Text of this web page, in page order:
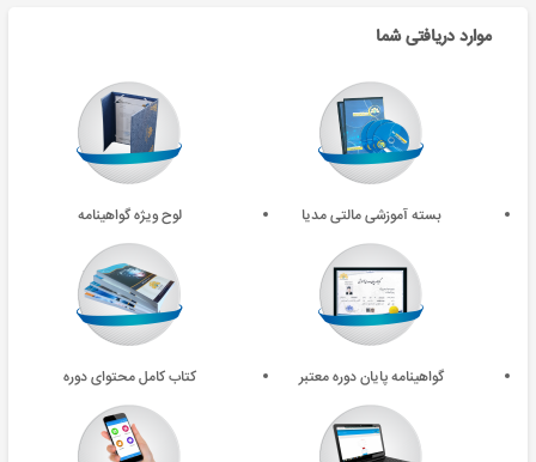
موارد دریافتی شما
بسته آموزشی مالتی مدیا لوح ویژه گواهینامه
گواهینامه پایان دوره معتبر کتاب کامل محتوای دوره